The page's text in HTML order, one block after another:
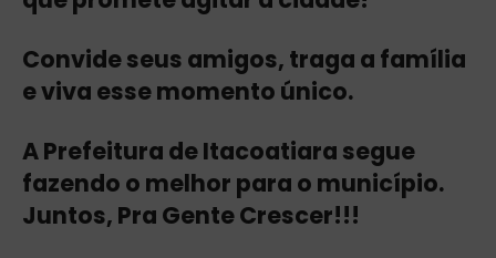
Convide seus amigos, traga a família
e viva esse momento único.
A Prefeitura de Itacoatiara segue
fazendo o melhor para o município.
Juntos, Pra Gente Crescer!!!